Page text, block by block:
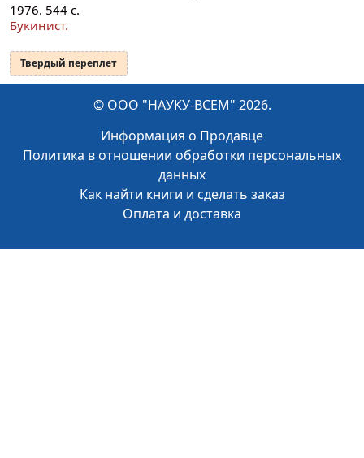
1976. 544 с.
Букинист.
Твердый переплет
© ООО "НАУКУ-ВСЕМ" 2026.
Информация о Продавце
Политика в отношении обработки персональных
данных
Как найти книги и сделать заказ
Оплата и доставка